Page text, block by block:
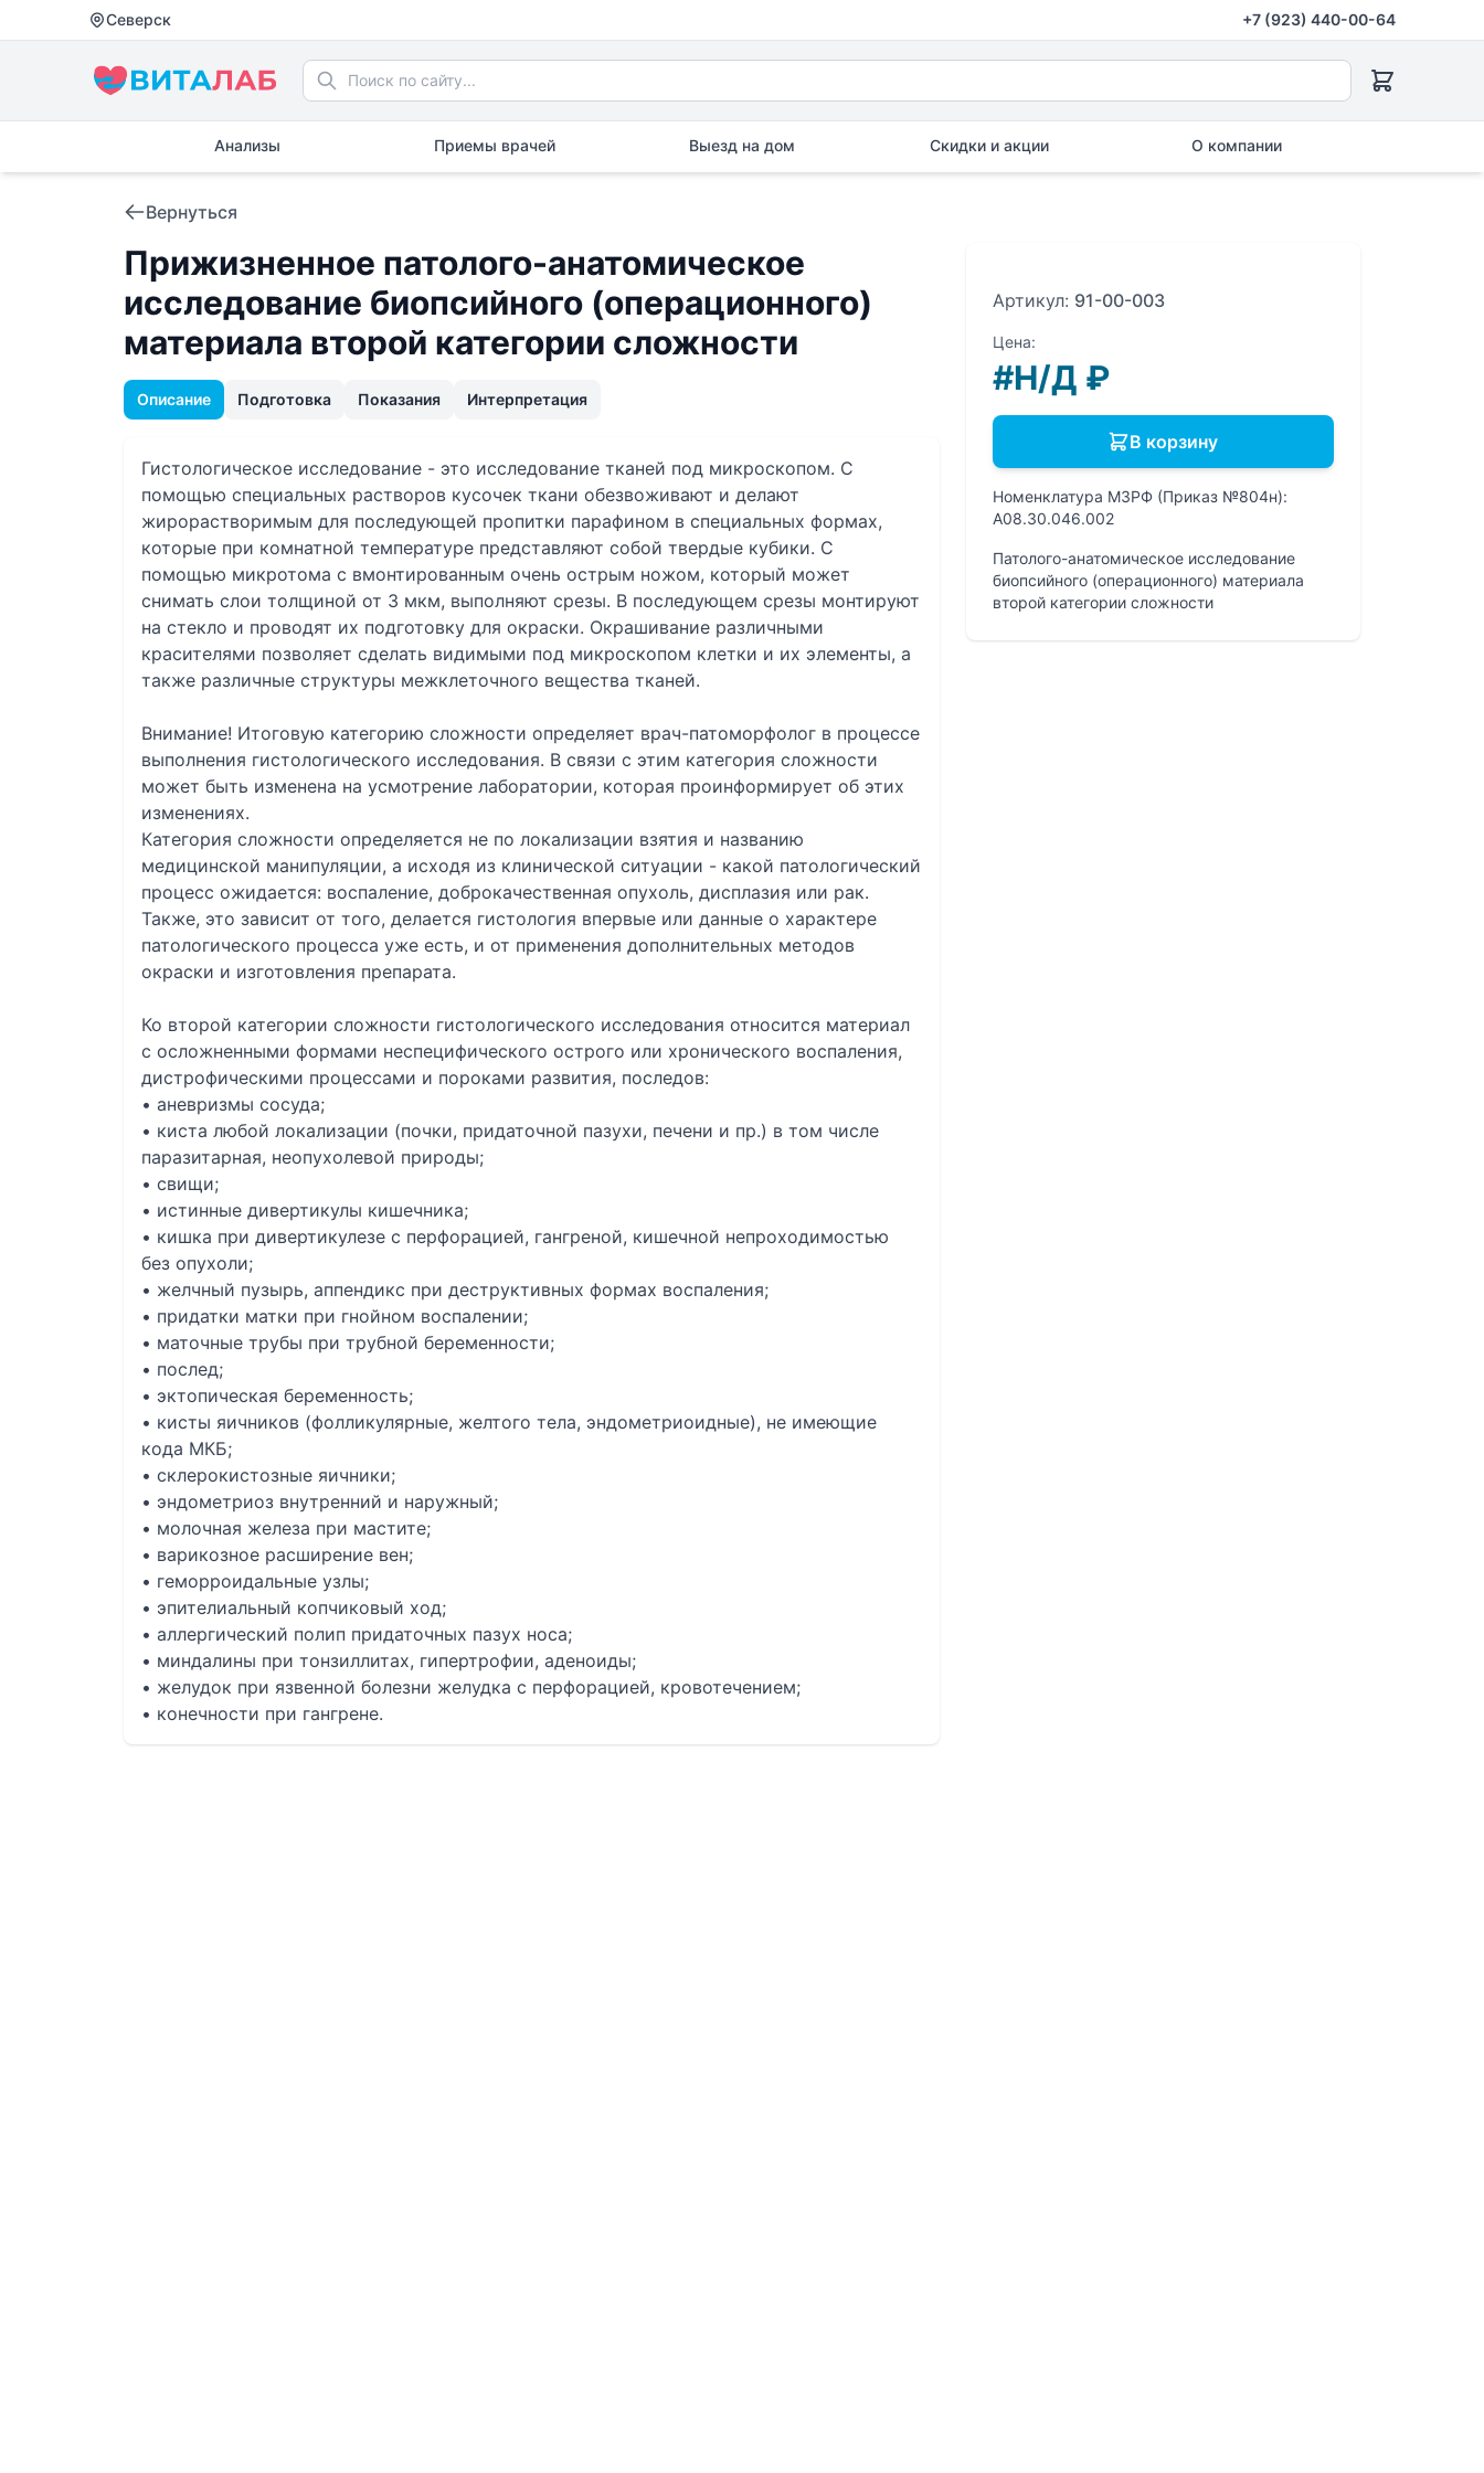
Северск +7 (923) 440-00-64
Анализы Приемы врачей Выезд на дом Скидки и акции О компании
Вернуться
Прижизненное патолого-анатомическое
исследование биопсийного (операционного)
материала второй категории сложности
Описание Подготовка Показания Интерпретация
Гистологическое исследование - это исследование тканей под микроскопом. С
помощью специальных растворов кусочек ткани обезвоживают и делают
жирорастворимым для последующей пропитки парафином в специальных формах,
которые при комнатной температуре представляют собой твердые кубики. С
помощью микротома с вмонтированным очень острым ножом, который может
снимать слои толщиной от 3 мкм, выполняют срезы. В последующем срезы монтируют
на стекло и проводят их подготовку для окраски. Окрашивание различными
красителями позволяет сделать видимыми под микроскопом клетки и их элементы, а
также различные структуры межклеточного вещества тканей.
Внимание! Итоговую категорию сложности определяет врач-патоморфолог в процессе
выполнения гистологического исследования. В связи с этим категория сложности
может быть изменена на усмотрение лаборатории, которая проинформирует об этих
изменениях.
Категория сложности определяется не по локализации взятия и названию
медицинской манипуляции, а исходя из клинической ситуации - какой патологический
процесс ожидается: воспаление, доброкачественная опухоль, дисплазия или рак.
Также, это зависит от того, делается гистология впервые или данные о характере
патологического процесса уже есть, и от применения дополнительных методов
окраски и изготовления препарата.
Ко второй категории сложности гистологического исследования относится материал
с осложненными формами неспецифического острого или хронического воспаления,
дистрофическими процессами и пороками развития, последов:
• аневризмы сосуда;
• киста любой локализации (почки, придаточной пазухи, печени и пр.) в том числе
паразитарная, неопухолевой природы;
• свищи;
• истинные дивертикулы кишечника;
• кишка при дивертикулезе с перфорацией, гангреной, кишечной непроходимостью
без опухоли;
• желчный пузырь, аппендикс при деструктивных формах воспаления;
• придатки матки при гнойном воспалении;
• маточные трубы при трубной беременности;
• послед;
• эктопическая беременность;
• кисты яичников (фолликулярные, желтого тела, эндометриоидные), не имеющие
кода МКБ;
• склерокистозные яичники;
• эндометриоз внутренний и наружный;
• молочная железа при мастите;
• варикозное расширение вен;
• геморроидальные узлы;
• эпителиальный копчиковый ход;
• аллергический полип придаточных пазух носа;
• миндалины при тонзиллитах, гипертрофии, аденоиды;
• желудок при язвенной болезни желудка с перфорацией, кровотечением;
• конечности при гангрене.
Артикул: 91-00-003
Цена:
#Н/Д ₽
В корзину
Номенклатура МЗРФ (Приказ №804н):
A08.30.046.002
Патолого-анатомическое исследование
биопсийного (операционного) материала
второй категории сложности